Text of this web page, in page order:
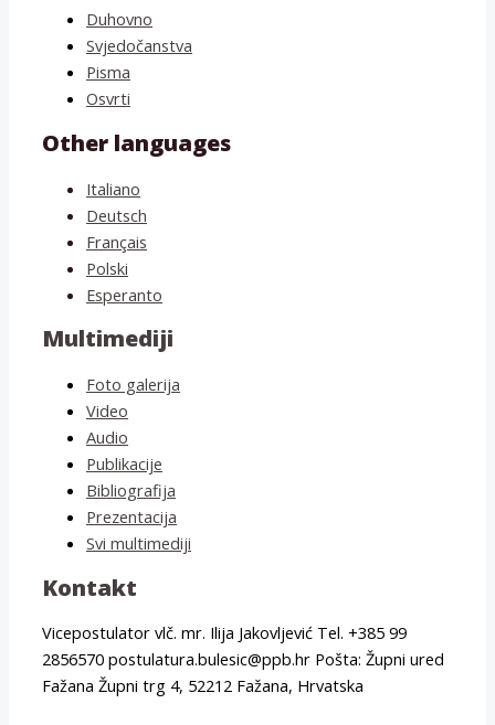
Duhovno
Svjedočanstva
Pisma
Osvrti
Other languages
Italiano
Deutsch
Français
Polski
Esperanto
Multimediji
Foto galerija
Video
Audio
Publikacije
Bibliografija
Prezentacija
Svi multimediji
Kontakt
Vicepostulator vlč. mr. Ilija Jakovljević Tel. +385 99
2856570 postulatura.bulesic@ppb.hr Pošta: Župni ured
Fažana Župni trg 4, 52212 Fažana, Hrvatska